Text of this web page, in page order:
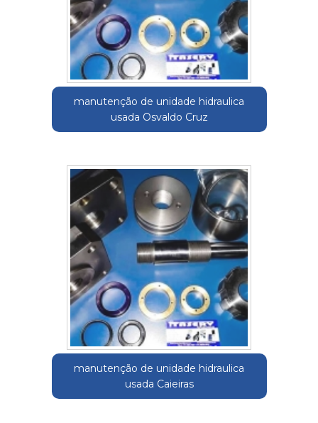
manutenção de unidade hidraulica
usada Osvaldo Cruz
manutenção de unidade hidraulica
usada Caieiras